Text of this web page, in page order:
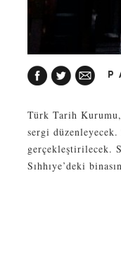
Türk Tarih Kurumu,
sergi
gerçekleştirilecek.
Sıhhıye’deki